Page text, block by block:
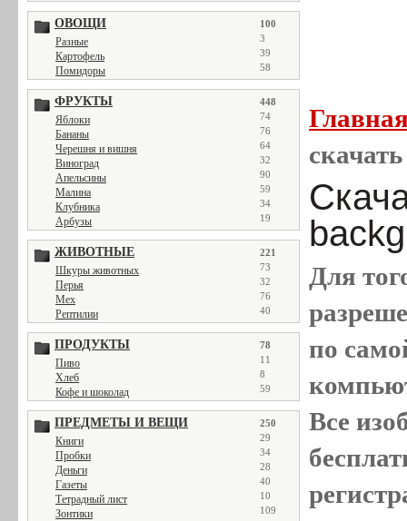
ОВОЩИ 100
Разные 3
Картофель 39
Помидоры 58
ФРУКТЫ 448
Яблоки 74
Бананы 76
Черешня и вишня 64
Виноград 32
Апельсины 90
Малина 59
Клубника 34
Арбузы 19
ЖИВОТНЫЕ 221
Шкуры животных 73
Перья 32
Мех 76
Рептилии 40
ПРОДУКТЫ 78
Пиво 11
Хлеб 8
Кофе и шоколад 59
ПРЕДМЕТЫ И ВЕЩИ 250
Книги 29
Пробки 34
Деньги 28
Газеты 40
Тетрадный лист 10
Зонтики 109
Для
по
Все